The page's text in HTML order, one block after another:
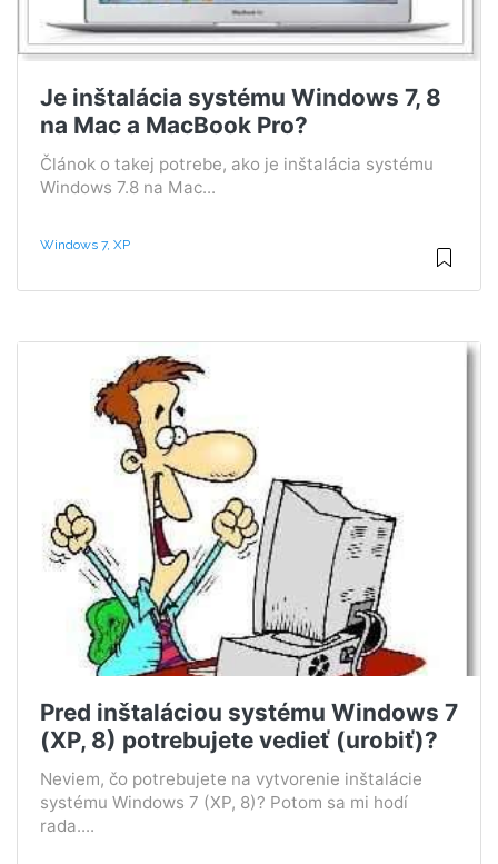
Je inštalácia systému Windows 7, 8
na Mac a MacBook Pro?
Článok o takej potrebe, ako je inštalácia systému
Windows 7.8 na Mac...
Windows 7, XP
Pred inštaláciou systému Windows 7
(XP, 8) potrebujete vedieť (urobiť)?
Neviem, čo potrebujete na vytvorenie inštalácie
systému Windows 7 (XP, 8)? Potom sa mi hodí
rada....